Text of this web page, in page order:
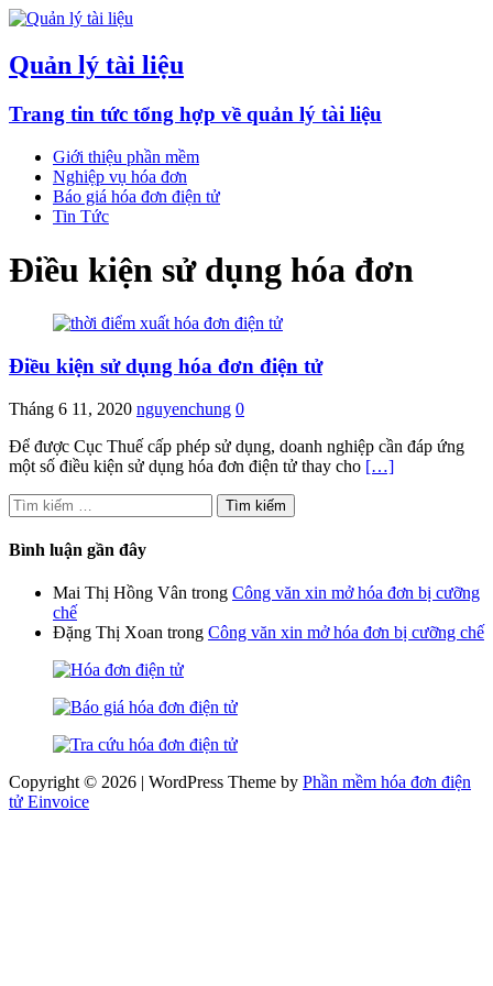
Quản lý tài liệu
Trang tin tức tổng hợp về quản lý tài liệu
Giới thiệu phần mềm
Nghiệp vụ hóa đơn
Báo giá hóa đơn điện tử
Tin Tức
Điều kiện sử dụng hóa đơn
Điều kiện sử dụng hóa đơn điện tử
Tháng 6 11, 2020 nguyenchung 0
Để được Cục Thuế cấp phép sử dụng, doanh nghiệp cần đáp ứng
một số điều kiện sử dụng hóa đơn điện tử thay cho […]
Tìm
kiếm
cho:
Bình luận gần đây
Mai Thị Hồng Vân trong Công văn xin mở hóa đơn bị cưỡng
chế
Đặng Thị Xoan trong Công văn xin mở hóa đơn bị cưỡng chế
Copyright © 2026 | WordPress Theme by Phần mềm hóa đơn điện
tử Einvoice